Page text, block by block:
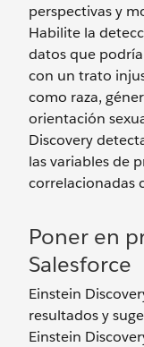
perspectivas y
Habilite la
datos que
con un trato
como raza,
orientación
Discovery
las variables de
correlacionadas
Poner en
Salesforce
Einstein
resultados y
Einstein